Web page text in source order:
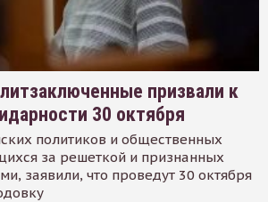
призвали к
30 октября
политиков и общественных
за решеткой и признанных
заявили, что проведут 30 октября